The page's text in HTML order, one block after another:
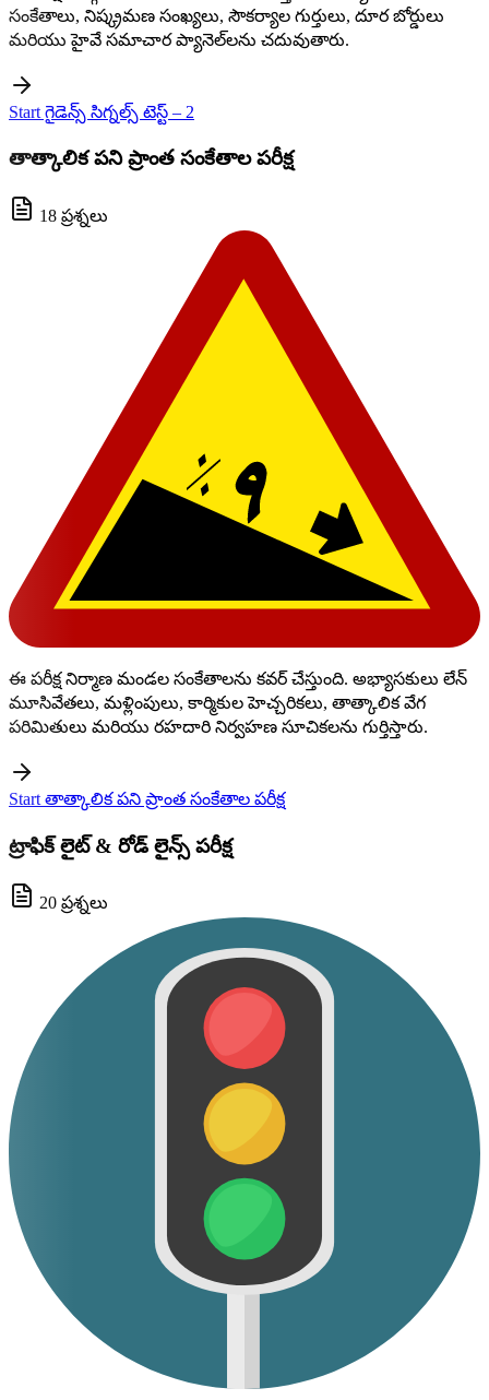
సంకేతాలు, నిష్క్రమణ సంఖ్యలు, సౌకర్యాల గుర్తులు, దూర బోర్డులు
మరియు హైవే సమాచార ప్యానెల్‌లను చదువుతారు.
Start గైడెన్స్ సిగ్నల్స్ టెస్ట్ – 2
తాత్కాలిక పని ప్రాంత సంకేతాల పరీక్ష
18 ప్రశ్నలు
ఈ పరీక్ష నిర్మాణ మండల సంకేతాలను కవర్ చేస్తుంది. అభ్యాసకులు లేన్
మూసివేతలు, మళ్లింపులు, కార్మికుల హెచ్చరికలు, తాత్కాలిక వేగ
పరిమితులు మరియు రహదారి నిర్వహణ సూచికలను గుర్తిస్తారు.
Start తాత్కాలిక పని ప్రాంత సంకేతాల పరీక్ష
ట్రాఫిక్ లైట్ & రోడ్ లైన్స్ పరీక్ష
20 ప్రశ్నలు